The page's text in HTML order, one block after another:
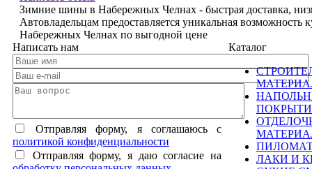
Зимние шины в Набережных Челнах - быстрая доставка,
Автовладельцам предоставляется уникальная
Набережных Челнах по выгодной цене
Написать нам
Отправляя форму, я соглашаюсь c
политикой конфиденциальности
Отправляя форму, я даю согласие на
Каталог
ЛАКИ И